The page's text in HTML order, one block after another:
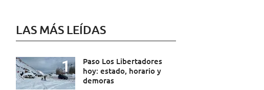
LAS MÁS LEÍDAS
Paso Los Libertadores
hoy: estado, horario y
demoras